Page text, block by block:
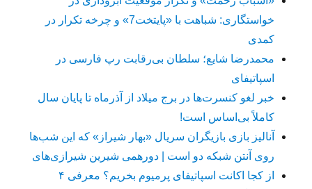
خواستگاری: شباهت با «پایتخت7» و چرخه تکرار در
کمدی
محمدرضا شایع؛ سلطان بی‌رقابت رپ فارسی در
اسپاتیفای
خبر لغو کنسرت‌ها در برج میلاد از آذرماه تا پایان سال
کاملاً بی‌اساس است!
آنالیز بازی بازیگران سریال «بهار شیراز» که این شب‌ها
روی آنتن شبکه دو است | دورهمی شیرین شیرازی‌های
از کجا اکانت اسپاتیفای پرمیوم بخریم؟ معرفی ۴